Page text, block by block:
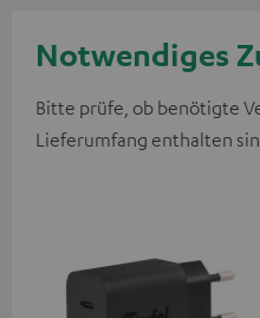
Notwendiges
Bitte prüfe, ob benötigte
Lieferumfang enthalten